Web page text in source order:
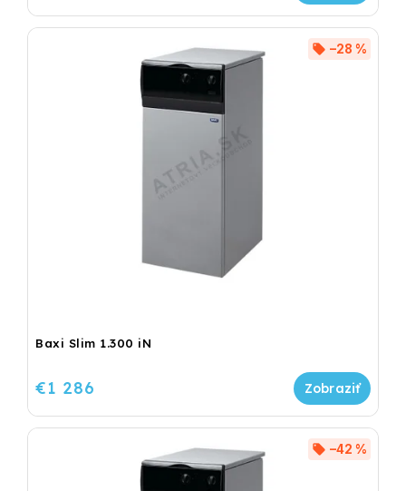
Baxi Slim 1.300 iN
–28 %
€1 286
–42 %